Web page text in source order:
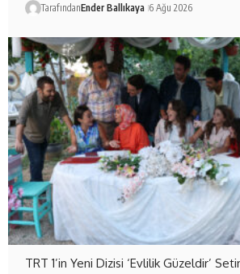
TarafındanEnder Ballıkaya 6 Ağu 2026
TRT 1’in Yeni Dizisi ‘Evlilik Güzeldir’